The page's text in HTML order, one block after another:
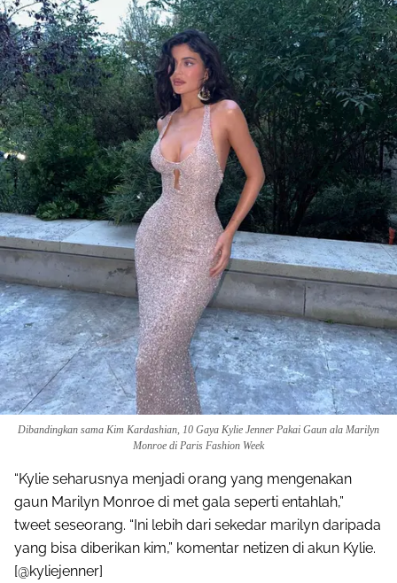
Dibandingkan sama Kim Kardashian, 10 Gaya Kylie Jenner Pakai Gaun ala Marilyn
Monroe di Paris Fashion Week
“Kylie seharusnya menjadi orang yang mengenakan
gaun Marilyn Monroe di met gala seperti entahlah,”
tweet seseorang. “Ini lebih dari sekedar marilyn daripada
yang bisa diberikan kim,” komentar netizen di akun Kylie.
[@kyliejenner]